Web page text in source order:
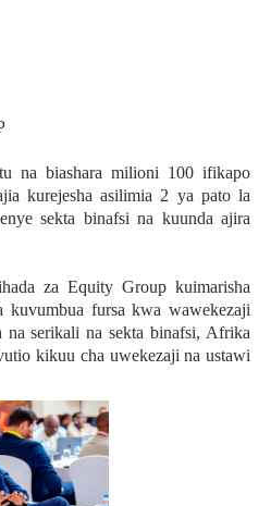
na biashara milioni 100 ifikapo
kurejesha asilimia 2 ya pato la
sekta binafsi na kuunda ajira
za Equity Group kuimarisha
fursa kwa wawekezaji
serikali na sekta binafsi, Afrika
kikuu cha uwekezaji na ustawi